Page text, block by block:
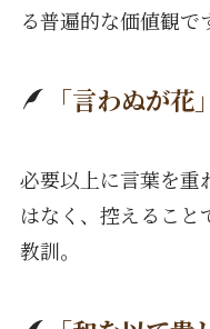
る普遍的な価値観で
「言わぬが花」
必要以上に言葉を重
はなく、控えること
教訓。